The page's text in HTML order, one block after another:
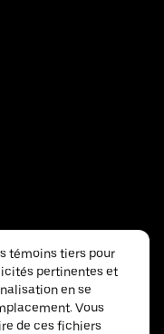
témoins tiers pour
pertinentes et
en se
Vous
de ces fichiers